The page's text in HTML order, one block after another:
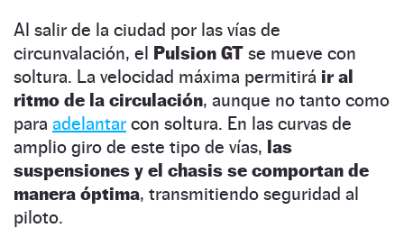
Al salir de la ciudad por las vías de
circunvalación, el Pulsion GT se mueve con
soltura. La velocidad máxima permitirá ir al
ritmo de la circulación, aunque no tanto como
para adelantar con soltura. En las curvas de
amplio giro de este tipo de vías, las
suspensiones y el chasis se comportan de
manera óptima, transmitiendo seguridad al
piloto.